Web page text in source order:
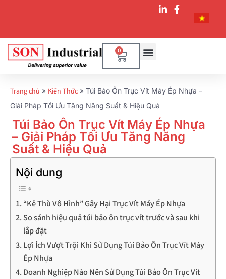
0
Trang chủ » Kiến Thức » Túi Bảo Ôn Trục Vít Máy Ép Nhựa –
Giải Pháp Tối Ưu Tăng Năng Suất & Hiệu Quả
Túi Bảo Ôn Trục Vít Máy Ép Nhựa
– Giải Pháp Tối Ưu Tăng Năng
Suất & Hiệu Quả
Nội dung
“Kẻ Thù Vô Hình” Gây Hại Trục Vít Máy Ép Nhựa
So sánh hiệu quả túi bảo ôn trục vít trước và sau khi
lắp đặt
Lợi Ích Vượt Trội Khi Sử Dụng Túi Bảo Ôn Trục Vít Máy
Ép Nhựa
Doanh Nghiệp Nào Nên Sử Dụng Túi Bảo Ôn Trục Vít